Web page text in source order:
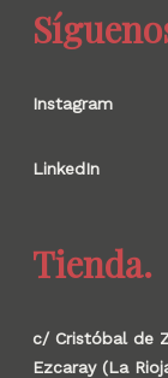
Instagram
LinkedIn
Tienda.
c/ Cristóbal de
Ezcaray (La